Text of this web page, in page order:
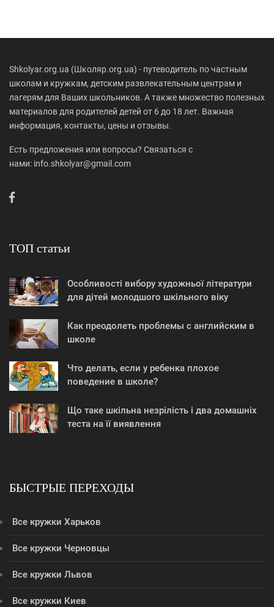
Shkolyar.org.ua (Школяр.org.ua) - путеводитель по частным
школам и кружкам, детским развлекательным центрам и
лагерям для Ваших школьников. А также множество полезных
материалов для родителей детей от 6 до 18 лет. Важная
информация, контакты, цены и отзывы.
Есть предложения или вопросы? Связаться с
нами: info.shkolyar@gmail.com
ТОП статьи
Особливості вибору художньої літератури
для дітей молодшого шкільного віку
Как преодолеть проблемы с английским в
школе
Что делать, если у ребенка плохое
поведение в школе?
Що таке шкільна незрілість і два домашніх
теста на її виявлення
БЫСТРЫЕ ПЕРЕХОДЫ
Все кружки Харьков
Все кружки Черновцы
Все кружки Львов
Все кружки Киев